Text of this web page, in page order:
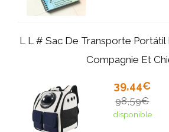
L L # Sac De Transporte Portátil
Compagnie Et
39,44€
98,59€
disponible